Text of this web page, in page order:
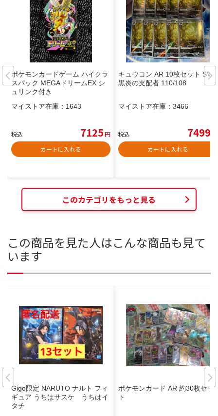
ポケモンカードゲーム ハイクラ
スパック MEGAドリームEX シ
ュリンク付き
マイストア在庫： 1643
税込 7125円
カートに入れる
キュウコン AR 10枚セット SV3
黒炎の支配者 110/108
マイストア在庫： 3466
税込 7499
カートに入れる
このカテゴリをもっと見る
この商品を見た人はこんな商品も見て
います
Gigo限定 NARUTO ナルト フィ
ギュア うちはサスケ うちはイ
タチ
ポケモンカード AR 約30枚セッ
ト